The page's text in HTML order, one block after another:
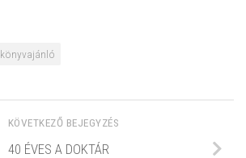
könyvajánló
KÖVETKEZŐ BEJEGYZÉS
40 ÉVES A DOKTÁR